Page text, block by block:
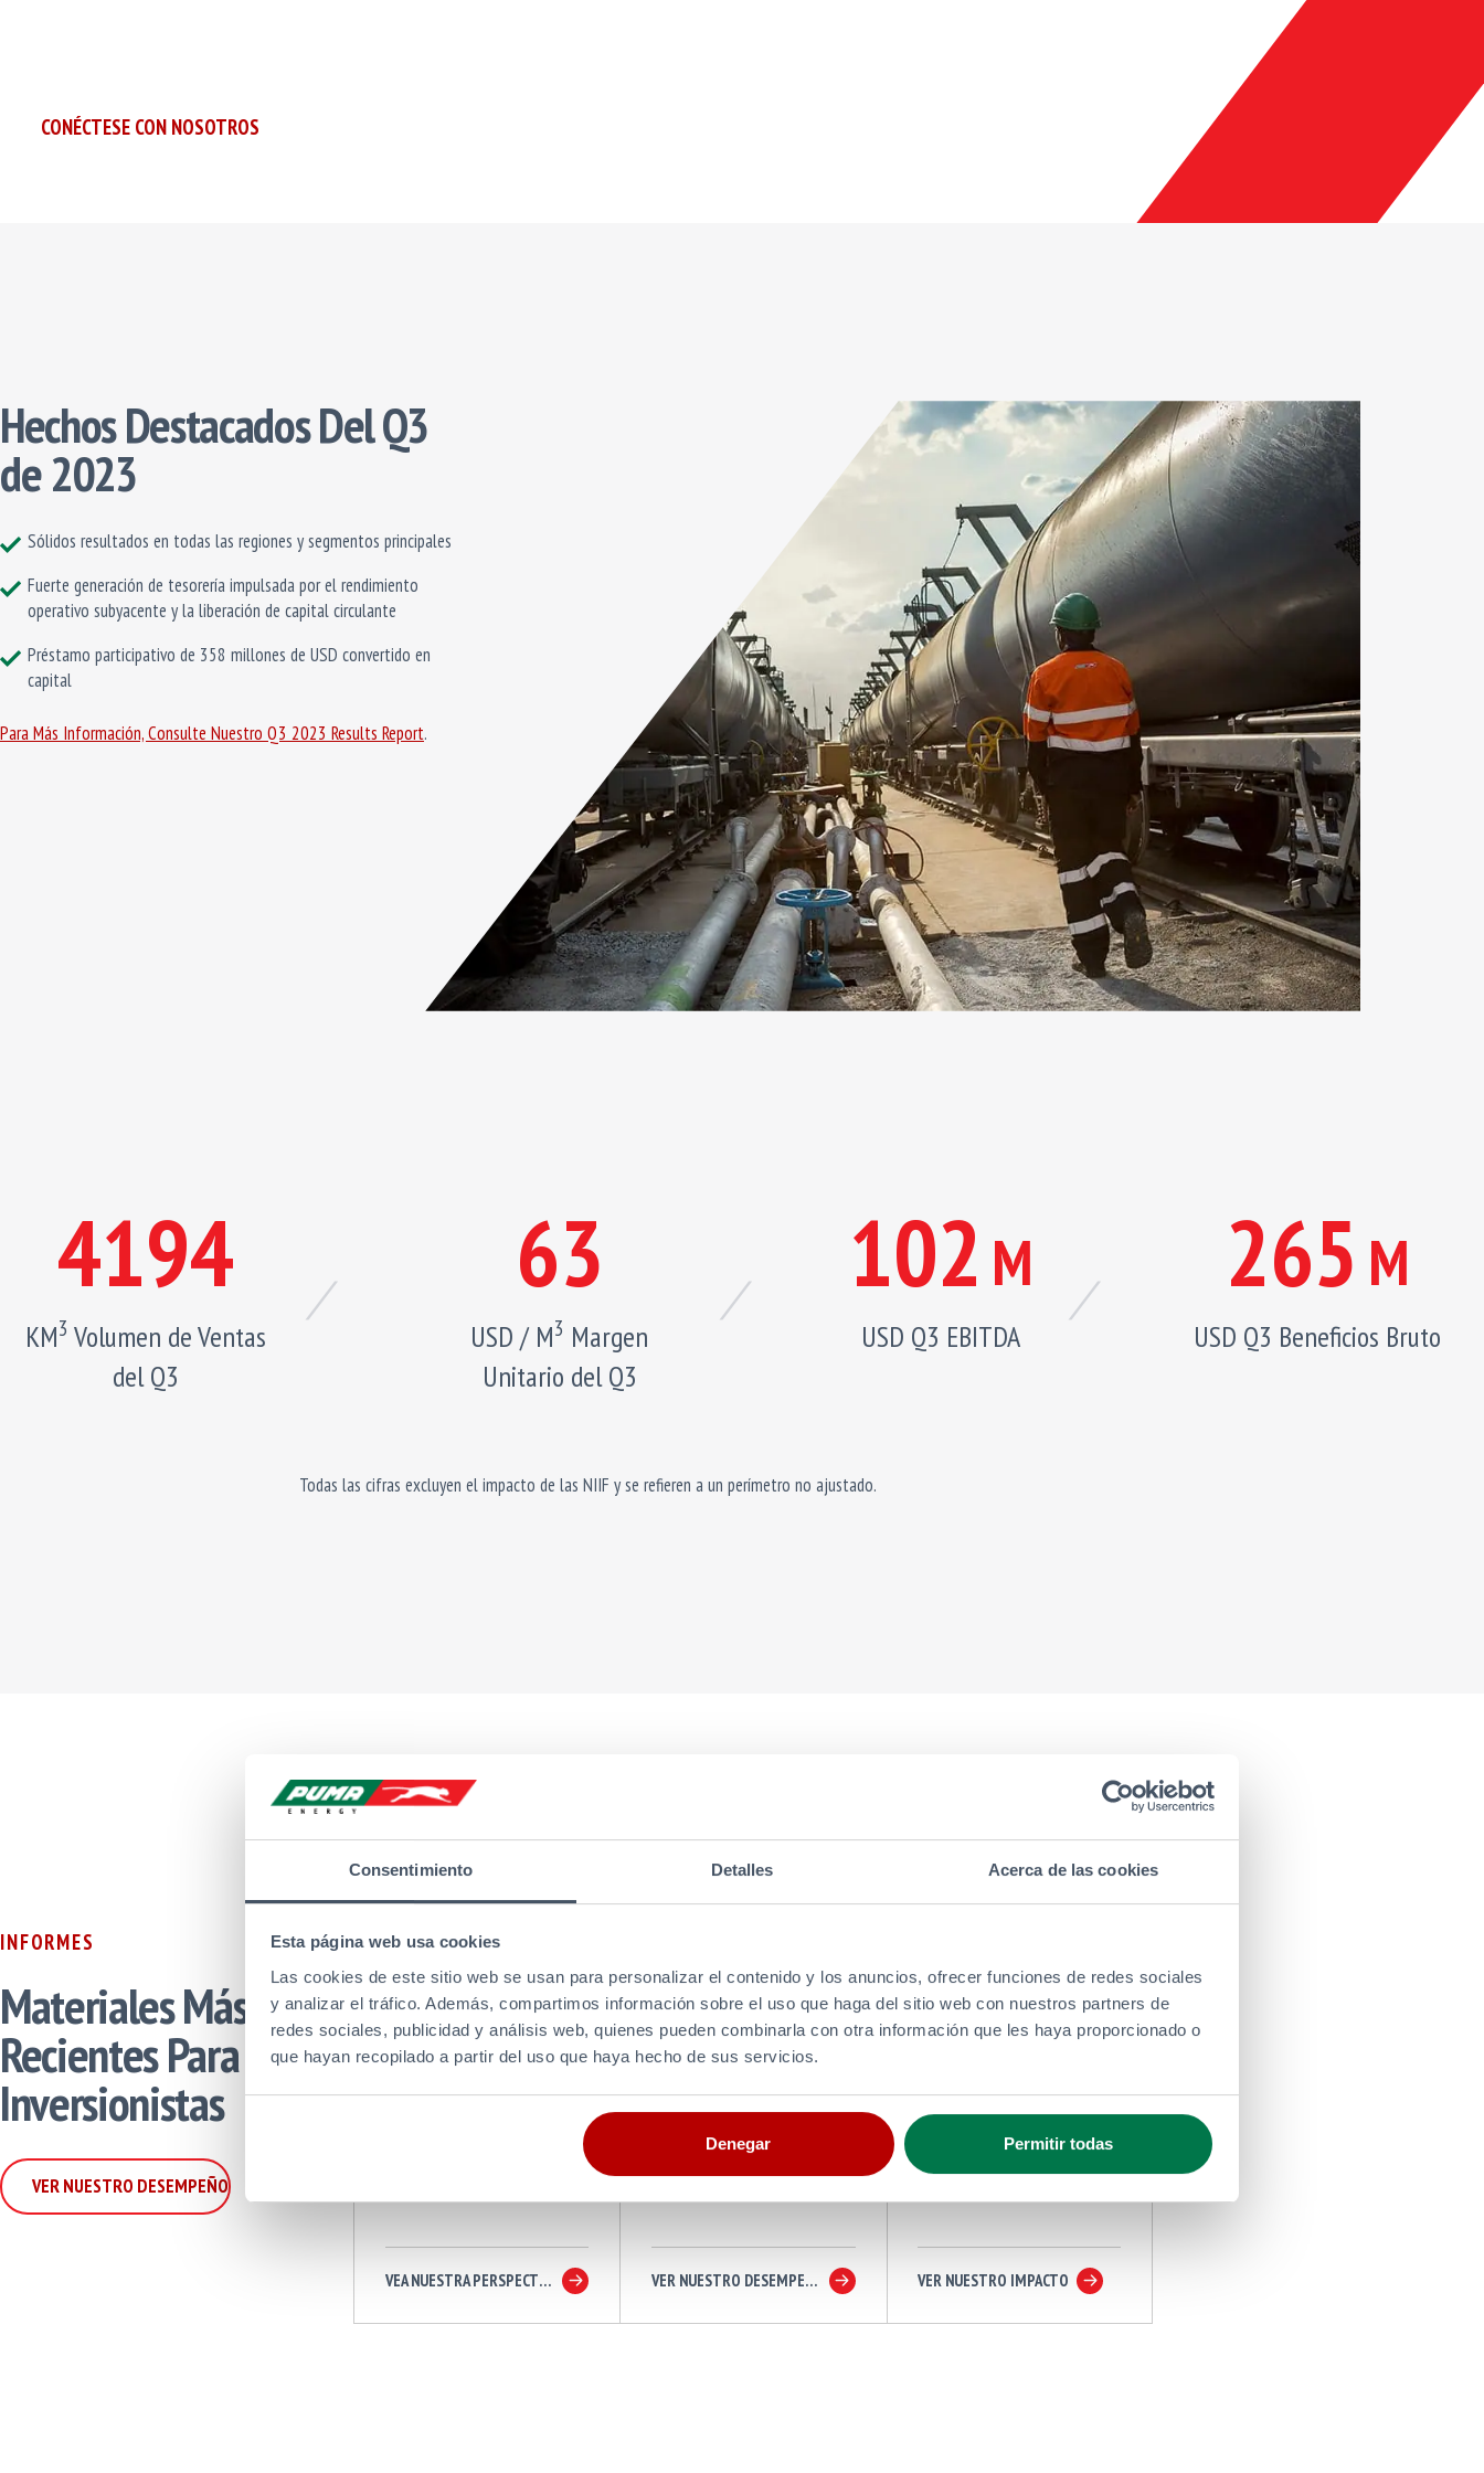
Consentimiento Detalles Acerca de las cookies
Esta página web usa cookies
Las cookies de este sitio web se usan para personalizar el contenido y los anuncios, ofrecer funciones de redes sociales
y analizar el tráfico. Además, compartimos información sobre el uso que haga del sitio web con nuestros partners de
redes sociales, publicidad y análisis web, quienes pueden combinarla con otra información que les haya proporcionado o
que hayan recopilado a partir del uso que haya hecho de sus servicios.
Denegar Permitir todas
CONÉCTESE CON NOSOTROS
Hechos Destacados Del Q3
de 2023
Sólidos resultados en todas las regiones y segmentos principales
Fuerte generación de tesorería impulsada por el rendimiento
operativo subyacente y la liberación de capital circulante
Préstamo participativo de 358 millones de USD convertido en
capital
Para Más Información, Consulte Nuestro Q3 2023 Results Report.
4194
KM3 Volumen de Ventas
del Q3
63
USD / M3 Margen
Unitario del Q3
102 M
USD Q3 EBITDA
265 M
USD Q3 Beneficios Bruto
Todas las cifras excluyen el impacto de las NIIF y se refieren a un perímetro no ajustado.
INFORMES
Materiales Más
Recientes Para
Inversionistas
VER NUESTRO DESEMPEÑO
Informe Anual
2022
VEA NUESTRA PERSPECTIVA ENERGÉTICA
Informes del Q3
2023
VER NUESTRO DESEMPEÑO
Informe de
Sostenibilidad
VER NUESTRO IMPACTO